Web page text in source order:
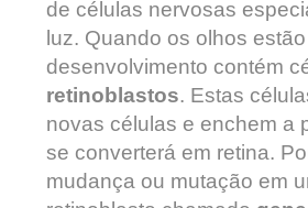
de células nervosas
luz. Quando os olhos
desenvolvimento contém
retinoblastos. Estas
novas células e enchem a
se converterá em retina.
mudança ou mutação em